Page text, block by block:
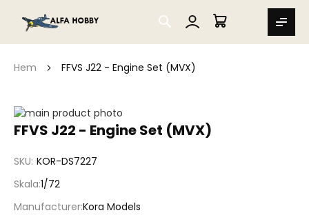
SEARCH
MIN VARUKORG
Hem FFVS J22 - Engine Set (MVX)
FFVS J22 - Engine Set (MVX)
SKU KOR-DS7227
Skala 1/72
ManufacturerKora Models
Hoppa
till
bildgalleriet
Hoppa
av
bildgalleriet